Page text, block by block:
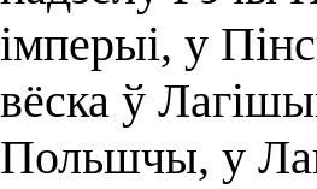
імперыі, у
вёска ў
Польшчы, у